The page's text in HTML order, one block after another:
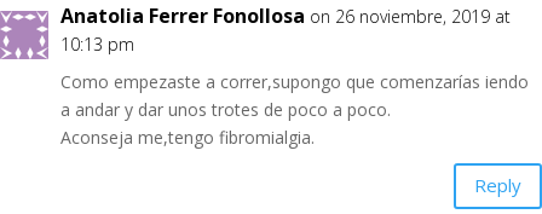
Anatolia Ferrer Fonollosa on 26 noviembre, 2019 at
10:13 pm
Como empezaste a correr,supongo que comenzarías iendo
a andar y dar unos trotes de poco a poco.
Aconseja me,tengo fibromialgia.
Reply